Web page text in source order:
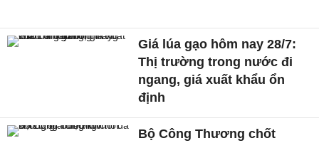
Giá lúa gạo hôm nay 28/7:
Thị trường trong nước đi
ngang, giá xuất khẩu ổn
định
Bộ Công Thương chốt